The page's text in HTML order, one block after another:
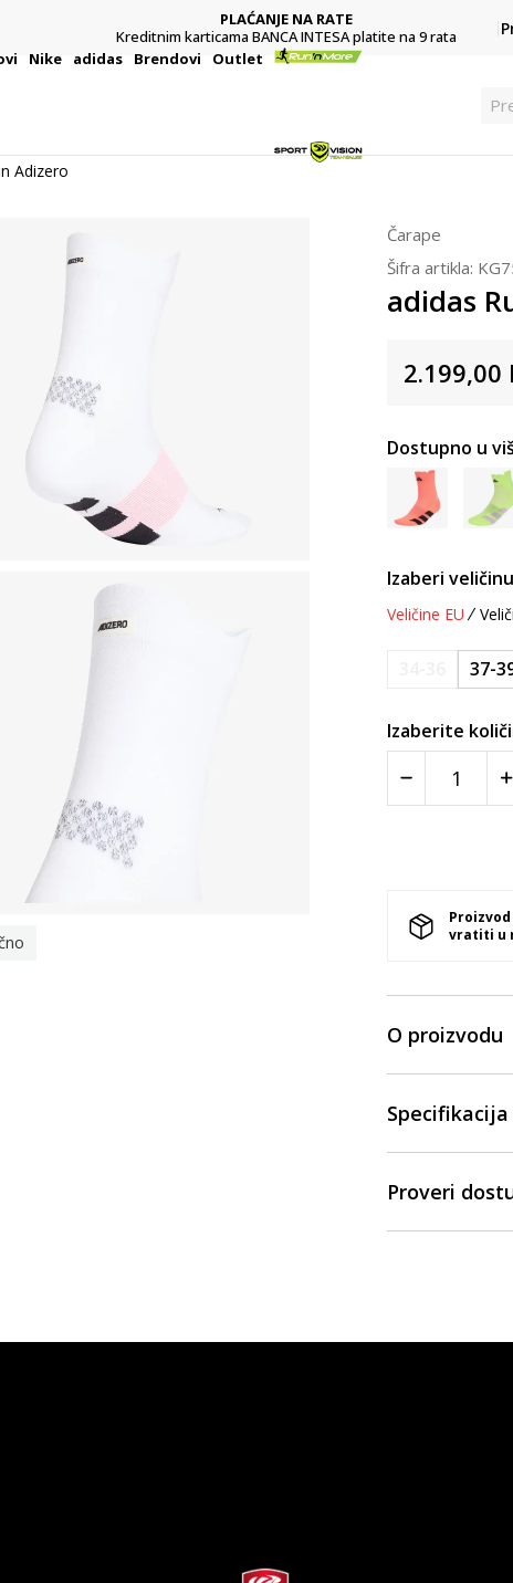
PLAĆANJE NA RATE
Kreditnim karticama BANCA INTESA platite na 9 rata
Nike adidas Brendovi Outlet
Adizero
Čarape
Šifra artikla:
adidas
2.199,00
Dostupno u
Izaberi
Veličine EU
37-
Izaberite
vratiti u
O proizvodu
Specifikacija
Proveri